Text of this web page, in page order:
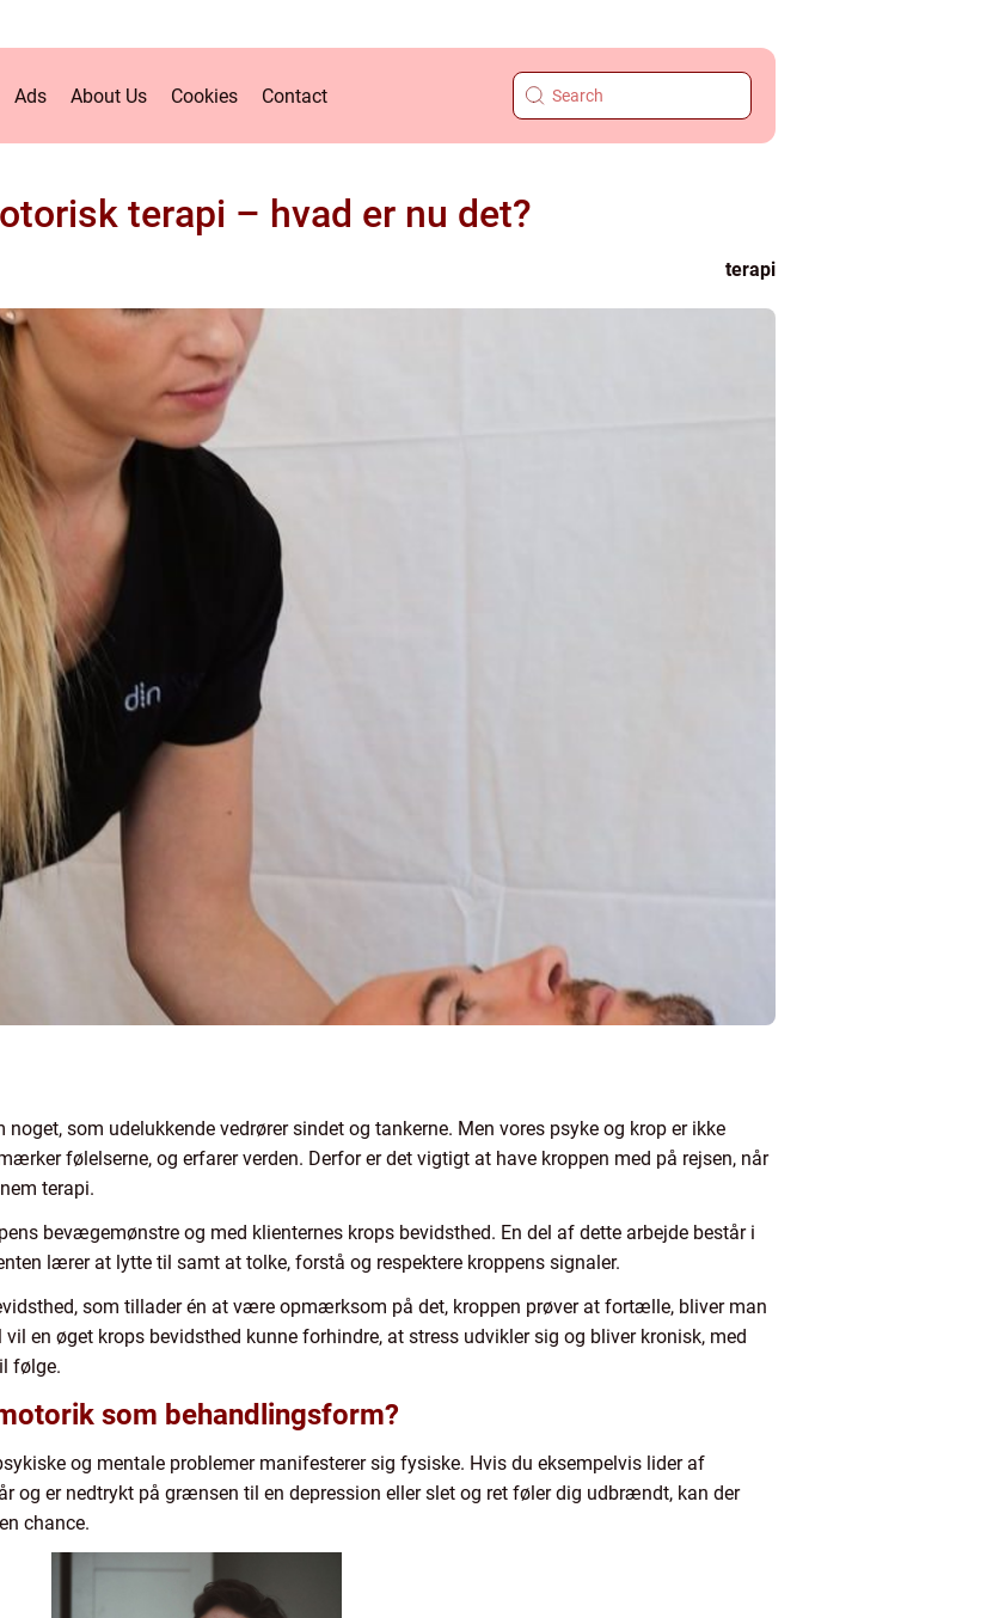
Ads About Us Cookies Contact
terapi – hvad er nu det?
terapi
som udelukkende vedrører sindet og tankerne. Men vores psyke og krop er ikke
følelserne, og erfarer verden. Derfor er det vigtigt at have kroppen med på rejsen, når
terapi.
bevægemønstre og med klienternes krops bevidsthed. En del af dette arbejde består i
lærer at lytte til samt at tolke, forstå og respektere kroppens signaler.
som tillader én at være opmærksom på det, kroppen prøver at fortælle, bliver man
en øget krops bevidsthed kunne forhindre, at stress udvikler sig og bliver kronisk, med
følge.
som behandlingsform?
og mentale problemer manifesterer sig fysiske. Hvis du eksempelvis lider af
og er nedtrykt på grænsen til en depression eller slet og ret føler dig udbrændt, kan der
chance.